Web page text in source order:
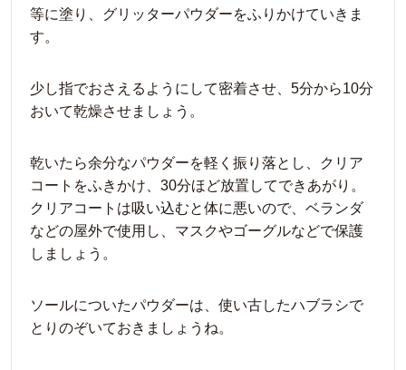
等に塗り、グリッターパウダーをふりかけていきま
す。
少し指でおさえるようにして密着させ、5分から10分
おいて乾燥させましょう。
乾いたら余分なパウダーを軽く振り落とし、クリア
コートをふきかけ、30分ほど放置してできあがり。
クリアコートは吸い込むと体に悪いので、ベランダ
などの屋外で使用し、マスクやゴーグルなどで保護
しましょう。
ソールについたパウダーは、使い古したハブラシで
とりのぞいておきましょうね。